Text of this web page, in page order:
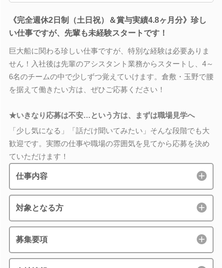
《完全週休2日制（土日祝）＆賞与実績4.8ヶ月分》珍し
い仕事ですが、先輩も未経験スタートです！
巨大船に関わる珍しい仕事ですが、特別な経験は必要ありま
せん！入社後は先輩のアシスタント業務からスタートし、4～
6名のチームの中で少しずつ覚えていけます。倉敷・玉野で腰
を据えて働きたい方は、ぜひご応募ください！
★いきなり応募は不安…という方は、まずは職場見学へ
「少し気になる」「話だけ聞いてみたい」そんな段階でも大
歓迎です。実際の仕事や職場の雰囲気を見てから応募を決め
ていただけます！
仕事内容
対象となる方
募集要項